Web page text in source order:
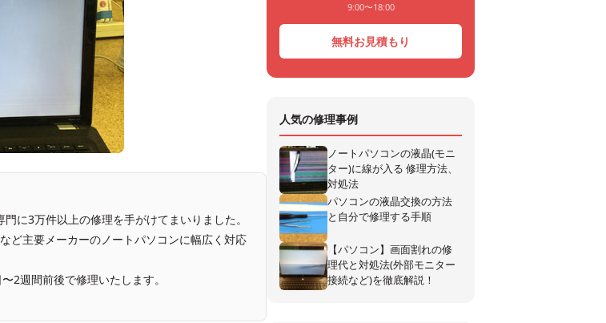
に3万件以上の修理を手がけてまいりました。
ど主要メーカーのノートパソコンに幅広く対応
2週間前後で修理いたします。
9:00〜18:00
無料お見積もり
人気の修理事例
ノートパソコンの液晶(モニ
ター)に線が入る 修理方法、
対処法
パソコンの液晶交換の方法
と自分で修理する手順
【パソコン】画面割れの修
理代と対処法(外部モニター
接続など)を徹底解説！